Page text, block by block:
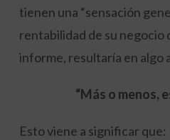
tienen una “sensación
rentabilidad de su negocio
informe, resultaría en algo
“Más o menos,
Esto viene a significar que: